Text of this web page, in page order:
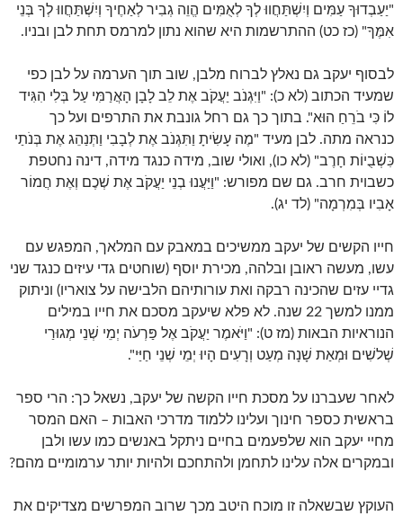
"יַעַבְדוּךָ עַמִּים וְיִשְׁתַּחֲווּ לְךָ לְאֻמִּים הֱוֵה גְבִיר לְאַחֶיךָ וְיִשְׁתַּחֲווּ לְךָ בְּנֵי
אִמֶּךָ" (כז כט) ההתרשמות היא שהוא נתון למרמס תחת לבן ובניו.
לבסוף יעקב גם נאלץ לברוח מלבן, שוב תוך הערמה על לבן כפי
שמעיד הכתוב (לא כ): "וַיִּגְנֹב יַעֲקֹב אֶת לֵב לָבָן הָאֲרַמִּי עַל בְּלִי הִגִּיד
לוֹ כִּי בֹרֵחַ הוּא". בתוך כך גם רחל גונבת את התרפים ועל כך
כנראה מתה. לבן מעיד "מֶה עָשִׂיתָ וַתִּגְנֹב אֶת לְבָבִי וַתְּנַהֵג אֶת בְּנֹתַי
כִּשְׁבֻיוֹת חָרֶב" (לא כו), ואולי שוב, מידה כנגד מידה, דינה נחטפת
כשבוית חרב. גם שם מפורש: "וַיַּעֲנוּ בְנֵי יַעֲקֹב אֶת שְׁכֶם וְאֶת חֲמוֹר
אָבִיו בְּמִרְמָה" (לד יג).
חייו הקשים של יעקב ממשיכים במאבק עם המלאך, המפגש עם
עשו, מעשה ראובן ובלהה, מכירת יוסף (שוחטים גדי עיזים כנגד שני
גדיי עזים שהכינה רבקה ואת עורותיהם הלבישה על צואריו) וניתוק
ממנו למשך 22 שנה. לא פלא שיעקב מסכם את חייו במילים
הנוראיות הבאות (מז ט): "וַיֹּאמֶר יַעֲקֹב אֶל פַּרְעֹה יְמֵי שְׁנֵי מְגוּרַי
שְׁלשִׁים וּמְאַת שָׁנָה מְעַט וְרָעִים הָיוּ יְמֵי שְׁנֵי חַיַּי".
לאחר שעברנו על מסכת חייו הקשה של יעקב, נשאל כך: הרי ספר
בראשית כספר חינוך ועלינו ללמוד מדרכי האבות – האם המסר
מחיי יעקב הוא שלפעמים בחיים ניתקל באנשים כמו עשו ולבן
ובמקרים אלה עלינו לתחמן ולהתחכם ולהיות יותר ערמומיים מהם?
העוקץ שבשאלה זו מוכח היטב מכך שרוב המפרשים מצדיקים את